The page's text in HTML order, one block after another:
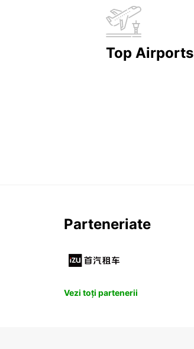
Top Airports
Parteneriate
Vezi toți partenerii